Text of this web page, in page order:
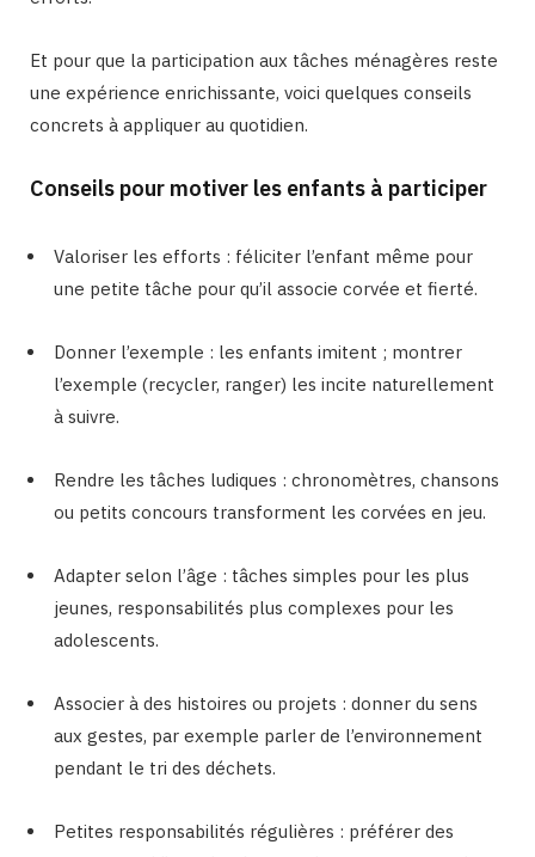
Et pour que la participation aux tâches ménagères reste
une expérience enrichissante, voici quelques conseils
concrets à appliquer au quotidien.
Conseils pour motiver les enfants à participer
Valoriser les efforts : féliciter l’enfant même pour
une petite tâche pour qu’il associe corvée et fierté.
Donner l’exemple : les enfants imitent ; montrer
l’exemple (recycler, ranger) les incite naturellement
à suivre.
Rendre les tâches ludiques : chronomètres, chansons
ou petits concours transforment les corvées en jeu.
Adapter selon l’âge : tâches simples pour les plus
jeunes, responsabilités plus complexes pour les
adolescents.
Associer à des histoires ou projets : donner du sens
aux gestes, par exemple parler de l’environnement
pendant le tri des déchets.
Petites responsabilités régulières : préférer des